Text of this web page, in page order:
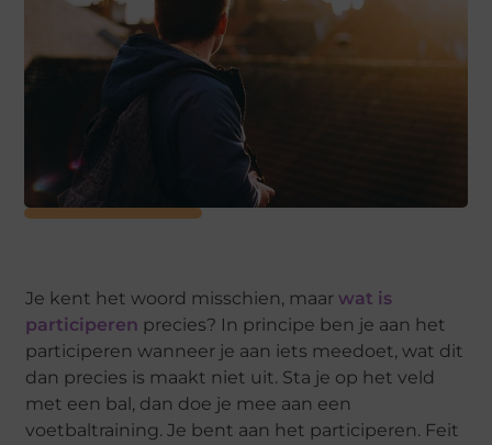
Je kent het woord misschien, maarwat is
participeren precies? In principe ben je aan het
participeren wanneer je aan iets meedoet, wat dit
dan precies is maakt niet uit. Sta je op het veld
met een bal, dan doe je mee aan een
voetbaltraining. Je bent aan het participeren. Feit